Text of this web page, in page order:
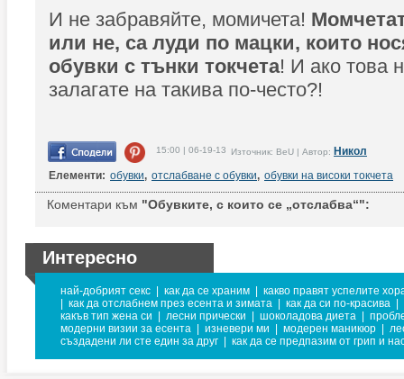
И не забравяйте, момичета!
или не, са луди по мацки, които
обувки с тънки токчета! И ако това
залагате на такива по-често?!
15:00 | 06-19-13 Източник: BeU | Автор: Никол
Елементи: обувки, отслабване с обувки, обувки на високи токчета
Коментари към "Обувките, с които се „отслабва“":
Интересно
най-добрият секс как да се храним
какво правят успелите
как да отслабнем през есента и зимата как да си по-красива
какъв тип жена си
лесни прически шоколадова диета
модерни визии за есента
изневери ми модерен маникюр
създадени ли сте един за друг
как да се предпазим от грип и